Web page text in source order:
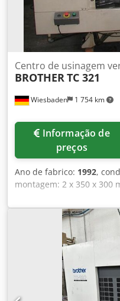
Wiesbaden 1 754 km
Centro de usinagem
BROTHERTC 321
preços
Ano de fabrico: 1992,
montagem: 2 x 350 x 300
700/300/250 mm
mín/máx. distância mesa/
transformando a faixa
ob posições ferramenta:
mm/min rápida mover: x
conexão elétrica de 3,1/
Crjdocaldxspfx Ak Eef